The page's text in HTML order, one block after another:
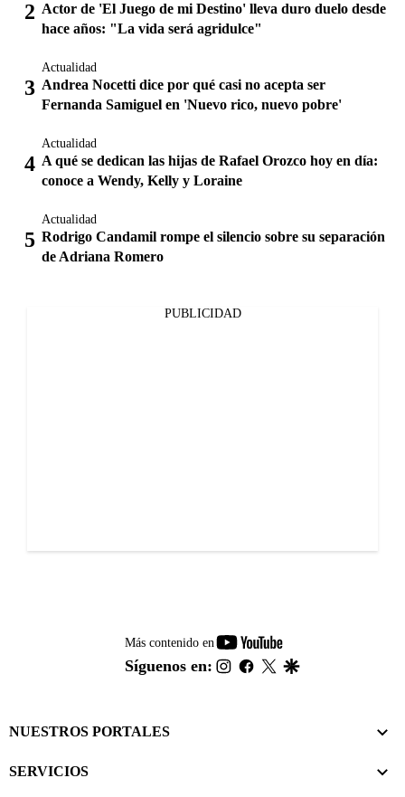
Actor de 'El Juego de mi Destino' lleva duro duelo desde
hace años: "La vida será agridulce"
Actualidad
Andrea Nocetti dice por qué casi no acepta ser
Fernanda Samiguel en 'Nuevo rico, nuevo pobre'
Actualidad
A qué se dedican las hijas de Rafael Orozco hoy en día:
conoce a Wendy, Kelly y Loraine
Actualidad
Rodrigo Candamil rompe el silencio sobre su separación
de Adriana Romero
PUBLICIDAD
Más contenido en
youtube-
footer
Síguenos en: instagram
facebook
twitter
NUESTROS PORTALES
SERVICIOS